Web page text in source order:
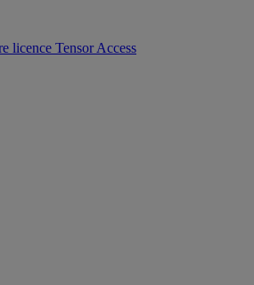
licence Tensor Access